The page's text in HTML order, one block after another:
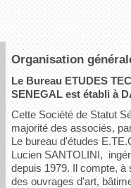
Organisation
Le Bureau ETUDES
SENEGAL est établi à
Cette Société de Statut
majorité des associés,
Le bureau d'études
Lucien SANTOLINI,
depuis 1979. Il compte, à
des ouvrages d'art,